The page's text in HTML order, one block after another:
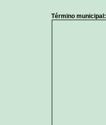
Término municipal: